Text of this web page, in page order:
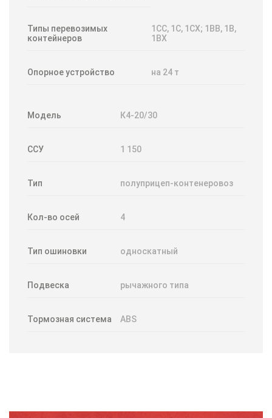
Типы перевозимых
контейнеров
1CC, 1C, 1CX; 1BB, 1B,
1BX
Опорное устройство на 24 т
Модель К4-20/30
ССУ 1 150
Тип полуприцеп-контенеровоз
Кол-во осей 4
Тип ошиновки односкатный
Подвеска рычажного типа
Тормозная система ABS